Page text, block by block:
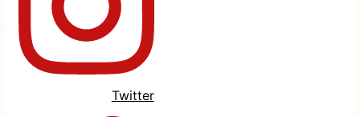
Twitter